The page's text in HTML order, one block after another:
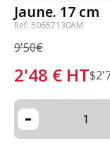
Jaune. 17 cm
Ref: 50657130AM
9'50€
2'48 € HT$
-